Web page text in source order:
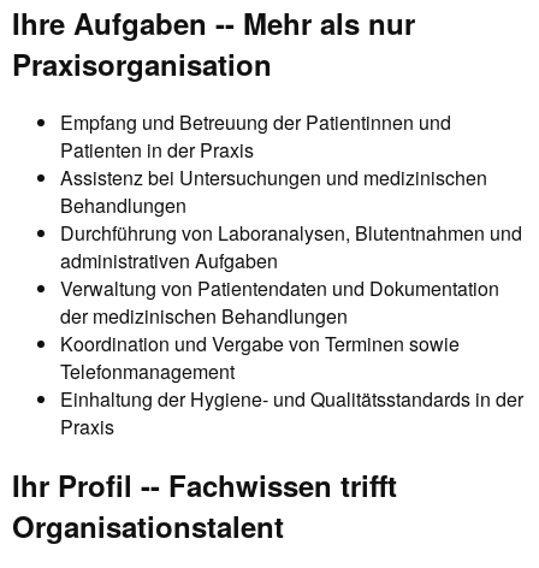
Ihre Aufgaben -- Mehr als nur
Praxisorganisation
Empfang und Betreuung der Patientinnen und
Patienten in der Praxis
Assistenz bei Untersuchungen und medizinischen
Behandlungen
Durchführung von Laboranalysen, Blutentnahmen und
administrativen Aufgaben
Verwaltung von Patientendaten und Dokumentation
der medizinischen Behandlungen
Koordination und Vergabe von Terminen sowie
Telefonmanagement
Einhaltung der Hygiene- und Qualitätsstandards in der
Praxis
Ihr Profil -- Fachwissen trifft
Organisationstalent